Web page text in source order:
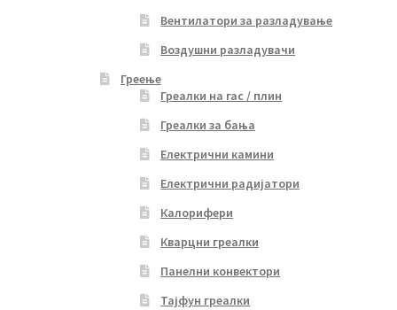
Вентилатори за разладување
Воздушни разладувачи
Греење
Греалки на гас / плин
Греалки за бања
Електрични камини
Електрични радијатори
Калорифери
Кварцни греалки
Панелни конвектори
Тајфун греалки